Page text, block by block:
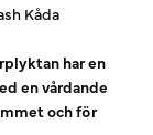
Kåda
har en
en vårdande
och för